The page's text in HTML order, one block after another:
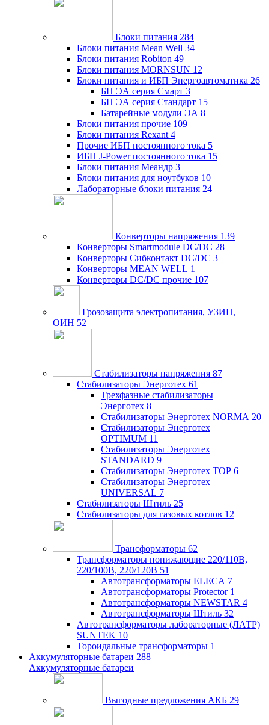
Блоки питания 284
Блоки питания Mean Well 34
Блоки питания Robiton 49
Блоки питания MORNSUN 12
Блоки питания и ИБП Энергоавтоматика 26
БП ЭА серия Смарт 3
БП ЭА серия Стандарт 15
Батарейные модули ЭА 8
Блоки питания прочие 109
Блоки питания Rexant 4
Прочие ИБП постоянного тока 5
ИБП J-Power постоянного тока 15
Блоки питания Меандр 3
Блоки питания для ноутбуков 10
Лабораторные блоки питания 24
Конверторы напряжения 139
Конверторы Smartmodule DC/DC 28
Конверторы Сибконтакт DC/DC 3
Конверторы MEAN WELL 1
Конверторы DC/DC прочие 107
Грозозащита электропитания, УЗИП,
ОИН 52
Стабилизаторы напряжения 87
Стабилизаторы Энерготех 61
Трехфазные стабилизаторы
Энерготех 8
Стабилизаторы Энерготех NORMA 20
Стабилизаторы Энерготех
OPTIMUM 11
Стабилизаторы Энерготех
STANDARD 9
Стабилизаторы Энерготех TOP 6
Стабилизаторы Энерготех
UNIVERSAL 7
Стабилизаторы Штиль 25
Стабилизаторы для газовых котлов 12
Трансформаторы 62
Трансформаторы понижающие 220/110В,
220/100В, 220/120В 51
Автотрансформаторы ELECA 7
Автотрансформаторы Protector 1
Автотрансформаторы NEWSTAR 4
Автотрансформаторы Штиль 32
Автотрансформаторы лабораторные (ЛАТР)
SUNTEK 10
Тороидальные трансформаторы 1
Аккумуляторные батареи 288
Аккумуляторные батареи
Выгодные предложения АКБ 29